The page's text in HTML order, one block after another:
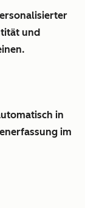
und
in
im